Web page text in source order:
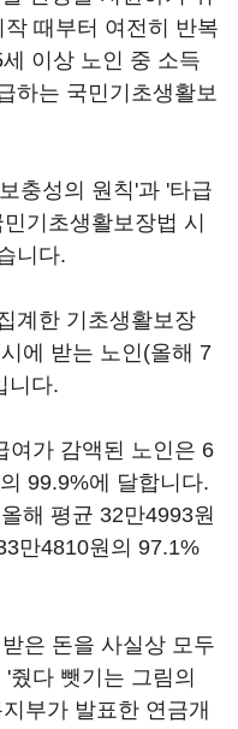
때부터 여전히 반복
이상 노인 중 소득
하는 국민기초생활보
충성의 원칙'과 '타급
기초생활보장법 시
니다.
계한 기초생활보장
에 받는 노인(올해 7
니다.
여가 감액된 노인은 6
99.9%에 달합니다.
해 평균 32만4993원
만4810원의 97.1%
은 돈을 사실상 모두
다 뺏기는 그림의
부가 발표한 연금개